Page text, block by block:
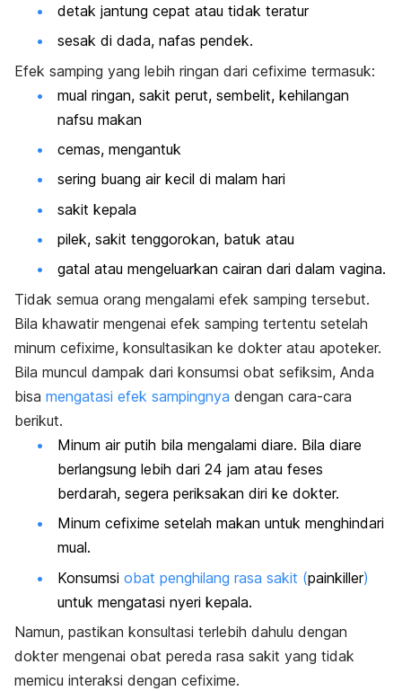
detak jantung cepat atau tidak teratur
sesak di dada, nafas pendek.
Efek samping yang lebih ringan dari cefixime termasuk:
mual ringan, sakit perut, sembelit, kehilangan
nafsu makan
cemas, mengantuk
sering buang air kecil di malam hari
sakit kepala
pilek, sakit tenggorokan, batuk atau
gatal atau mengeluarkan cairan dari dalam vagina.
Tidak semua orang mengalami efek samping tersebut.
Bila khawatir mengenai efek samping tertentu setelah
minum cefixime, konsultasikan ke dokter atau apoteker.
Bila muncul dampak dari konsumsi obat sefiksim, Anda
bisa mengatasi efek sampingnya dengan cara-cara
berikut.
Minum air putih bila mengalami diare. Bila diare
berlangsung lebih dari 24 jam atau feses
berdarah, segera periksakan diri ke dokter.
Minum cefixime setelah makan untuk menghindari
mual.
Konsumsi obat penghilang rasa sakit (painkiller)
untuk mengatasi nyeri kepala.
Namun, pastikan konsultasi terlebih dahulu dengan
dokter mengenai obat pereda rasa sakit yang tidak
memicu interaksi dengan cefixime.